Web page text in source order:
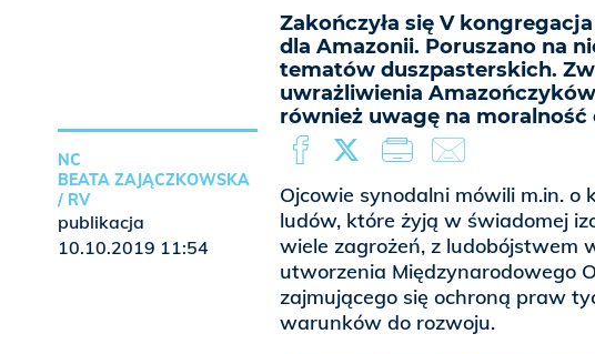
Zakończyła się V
dla Amazonii. Poruszano na
tematów duszpasterskich.
uwrażliwienia
również uwagę na moralność
Ojcowie synodalni mówili m.in. o
ludów, które żyją w świadomej
wiele zagrożeń, z ludobójstwem
utworzenia Międzynarodowego
zajmującego się ochroną praw
warunków do rozwoju.
NC
BEATA ZAJĄCZKOWSKA
/ RV
publikacja
10.10.2019 11:54